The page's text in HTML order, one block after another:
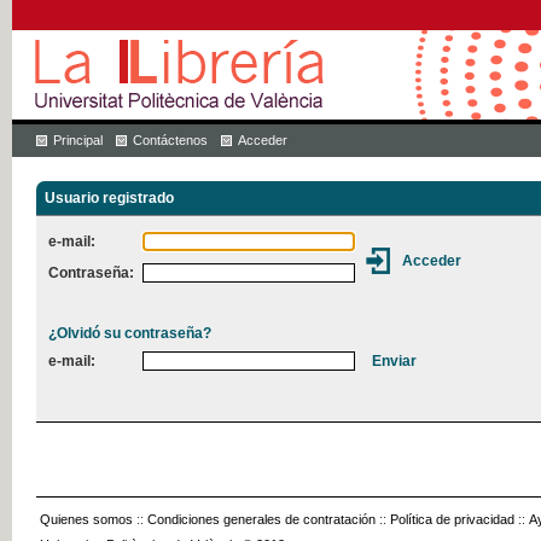
Principal Contáctenos Acceder
Usuario registrado
e-mail:
Contraseña:
¿Olvidó su contraseña?
e-mail:
Quienes somos :: Condiciones generales de contratación :: Política de privacidad ::